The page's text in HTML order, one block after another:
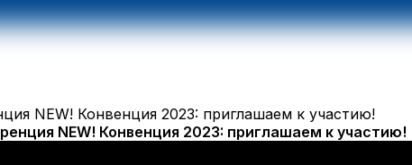
NEW! Конвенция 2023: приглашаем к участию!